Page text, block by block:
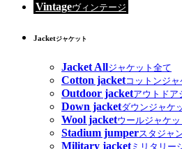
Vintageヴィンテージ
Jacketジャケット
Jacket Allジャケット全て
Cotton jacketコットンジャ
Outdoor jacketアウトドア
Down jacketダウンジャケ
Wool jacketウールジャケッ
Stadium jumperスタジャ
Military jacketミリタリー